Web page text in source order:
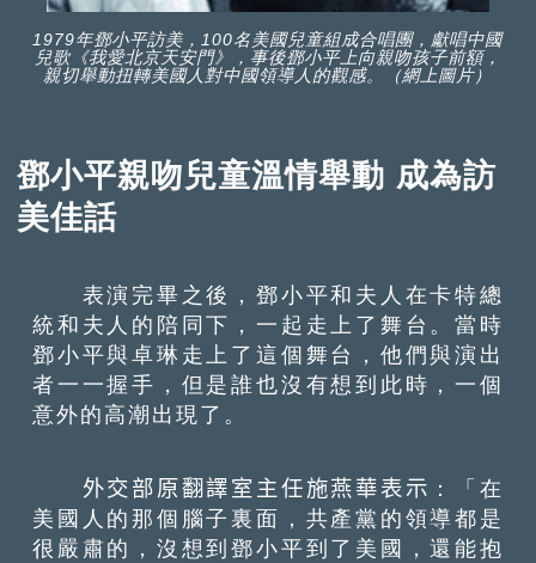
1979年鄧小平訪美，100名美國兒童組成合唱團，獻唱中國
兒歌《我愛北京天安門》，事後鄧小平上向親吻孩子前額，
親切舉動扭轉美國人對中國領導人的觀感。（網上圖片）
鄧小平親吻兒童溫情舉動 成為訪
美佳話
表演完畢之後，鄧小平和夫人在卡特總
統和夫人的陪同下，一起走上了舞台。當時
鄧小平與卓琳走上了這個舞台，他們與演出
者一一握手，但是誰也沒有想到此時，一個
意外的高潮出現了。
外交部原翻譯室主任施燕華表示 ：「在
美國人的那個腦子裏面，共產黨的領導都是
很嚴肅的，沒想到鄧小平到了美國，還能抱